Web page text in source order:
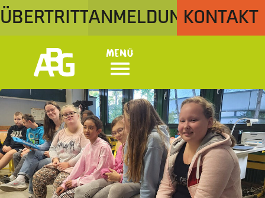
ÜBERTRITTANMELDUNGKONTAKT
Menü